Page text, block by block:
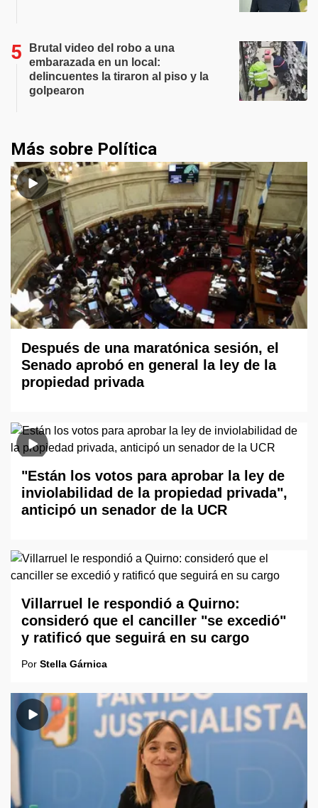
Brutal video del robo a una
embarazada en un local:
delincuentes la tiraron al piso y la
golpearon
Más sobre Política
Después de una maratónica sesión, el
Senado aprobó en general la ley de la
propiedad privada
"Están los votos para aprobar la ley de
inviolabilidad de la propiedad privada",
anticipó un senador de la UCR
Villarruel le respondió a Quirno:
consideró que el canciller "se excedió"
y ratificó que seguirá en su cargo
Por Stella Gárnica